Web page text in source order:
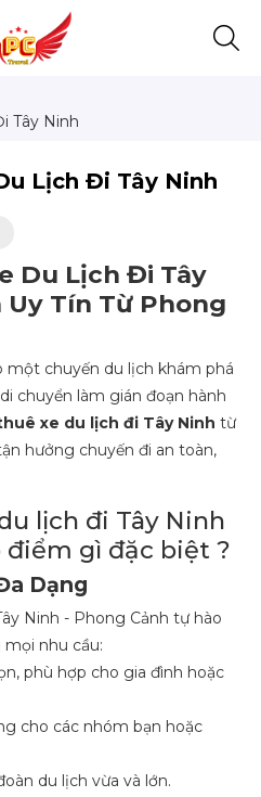
Tây Ninh
Lịch Đi Tây Ninh
Du Lịch Đi Tây
Uy Tín Từ Phong
một chuyến du lịch khám phá
chuyển làm gián đoạn hành
xe du lịch đi Tây Ninh từ
hưởng chuyến đi an toàn,
lịch đi Tây Ninh
điểm gì đặc biệt ?
Dạng
Ninh - Phong Cảnh tự hào
nhu cầu:
phù hợp cho gia đình hoặc
cho các nhóm bạn hoặc
du lịch vừa và lớn.